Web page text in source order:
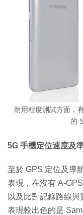
耐用程度測試方面，
的
5G 手機定位速度及
至於 GPS 定位及導
表現，在沒有 A-
以及比對記錄路線與
表現較出色的是